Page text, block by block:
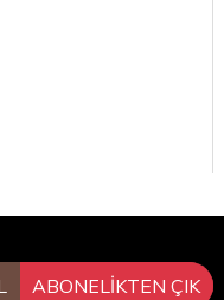
ABONELİKTEN ÇIK